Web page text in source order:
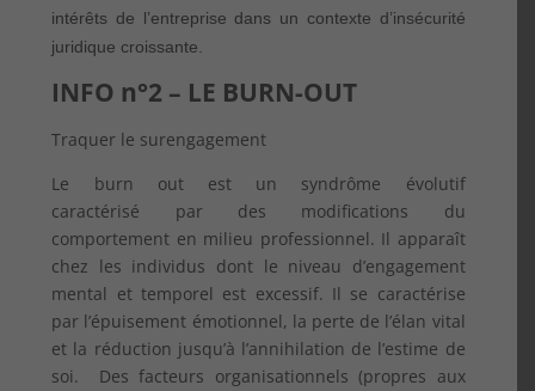
intérêts de l’entreprise dans un contexte d’insécurité
juridique croissante.
INFO n°2 – LE BURN-OUT
Traquer le surengagement
Le burn out est un syndrôme évolutif
caractérisé par des modifications du
comportement en milieu professionnel. Il apparaît
chez les individus dont le niveau d’engagement
mental et temporel est excessif. Il se caractérise
par l’épuisement émotionnel, la perte de l’élan vital
et la réduction jusqu’à l’annihilation de l’estime de
soi. Des facteurs organisationnels (propres aux